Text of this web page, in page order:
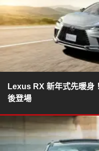
Lexus RX 新年式先暖身
後登場